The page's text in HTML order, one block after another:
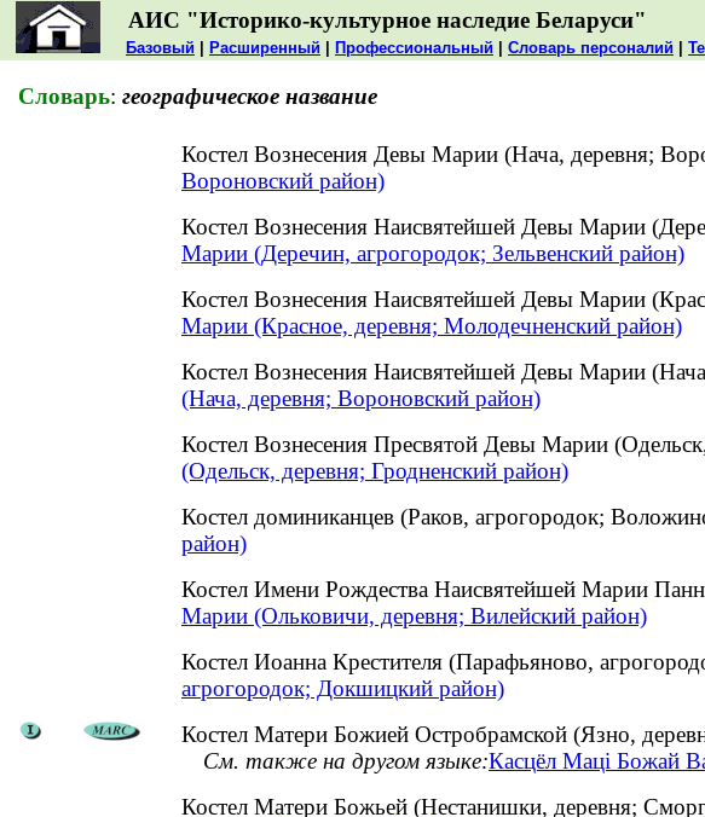
АИС "Историко-культурное наследие Беларуси"
Базовый Расширенный Профессиональный Словарь персоналий
Словарь: географическое название
Костел Вознесения Девы Марии (Нача, деревня;
Вороновский район)
Костел Вознесения Наисвятейшей Девы Марии
Марии (Деречин, агрогородок; Зельвенский район)
Костел Вознесения Наисвятейшей Девы Марии
Марии (Красное, деревня; Молодечненский район)
Костел Вознесения Наисвятейшей Девы Марии
(Нача, деревня; Вороновский район)
Костел Вознесения Пресвятой Девы Марии
(Одельск, деревня; Гродненский район)
Костел доминиканцев (Раков, агрогородок;
район)
Костел Имени Рождества Наисвятейшей Марии
Марии (Ольковичи, деревня; Вилейский район)
Костел Иоанна Крестителя (Парафьяново,
агрогородок; Докшицкий район)
Костел Матери Божией Остробрамской (Язно,
См. также на другом языке:Касцёл Маці Божай
Костел Матери Божьей (Нестанишки, деревня;